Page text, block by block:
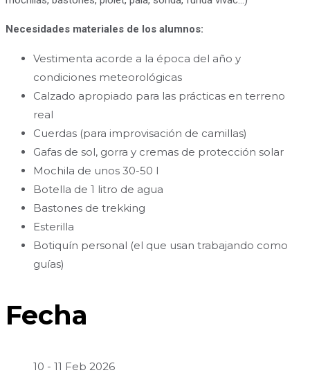
Necesidades materiales de los alumnos:
Vestimenta acorde a la época del año y
condiciones meteorológicas
Calzado apropiado para las prácticas en terreno
real
Cuerdas (para improvisación de camillas)
Gafas de sol, gorra y cremas de protección solar
Mochila de unos 30-50 l
Botella de 1 litro de agua
Bastones de trekking
Esterilla
Botiquín personal (el que usan trabajando como
guías)
Fecha
10 - 11 Feb 2026